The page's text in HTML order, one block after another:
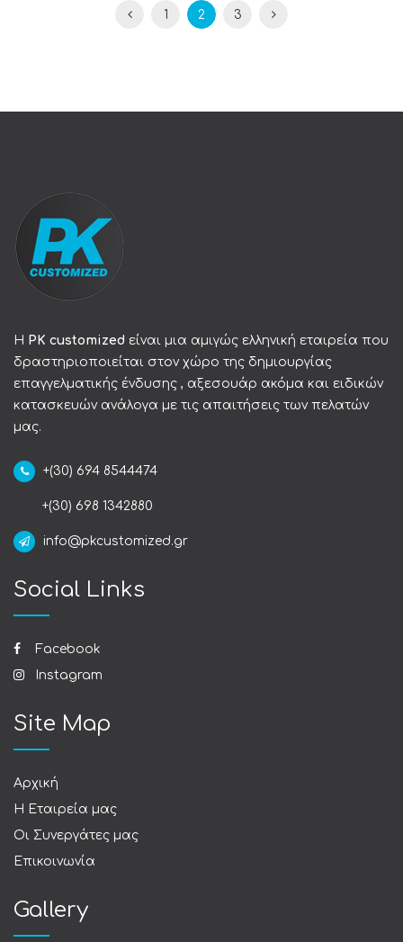
1 2 3
Η PK customized είναι μια αμιγώς ελληνική εταιρεία που
δραστηριοποιείται στον χώρο της δημιουργίας
επαγγελματικής ένδυσης , αξεσουάρ ακόμα και ειδικών
κατασκευών ανάλογα με τις απαιτήσεις των πελατών
μας.
+(30) 694 8544474
+(30) 698 1342880
info@pkcustomized.gr
Social Links
Facebook
Instagram
Site Map
Αρχική
Η Εταιρεία μας
Οι Συνεργάτες μας
Επικοινωνία
Gallery